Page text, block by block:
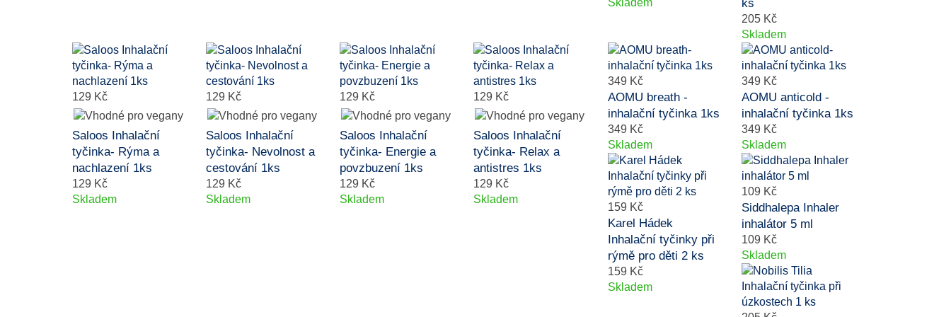
ks
205 Kč
Skladem
129 Kč
Saloos Inhalační
tyčinka- Rýma a
nachlazení 1ks
129 Kč
Skladem
129 Kč
Saloos Inhalační
tyčinka- Nevolnost a
cestování 1ks
129 Kč
Skladem
129 Kč
Saloos Inhalační
tyčinka- Energie a
povzbuzení 1ks
129 Kč
Skladem
129 Kč
Saloos Inhalační
tyčinka- Relax a
antistres 1ks
129 Kč
Skladem
349 Kč
AOMU breath -
inhalační tyčinka 1ks
349 Kč
Skladem
349 Kč
AOMU anticold -
inhalační tyčinka 1ks
349 Kč
Skladem
159 Kč
Karel Hádek
Inhalační tyčinky při
rýmě pro děti 2 ks
159 Kč
Skladem
109 Kč
Siddhalepa Inhaler
inhalátor 5 ml
109 Kč
Skladem